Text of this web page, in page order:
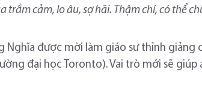
trầm cảm, lo âu, sợ hãi. Thậm chí, có thể
Nghĩa được mời làm giáo sư thỉnh
đại học Toronto). Vai trò mới sẽ